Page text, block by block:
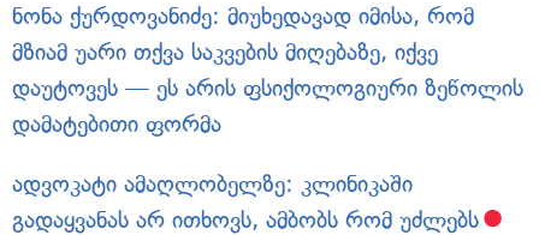
ნონა ქურდოვანიძე: მიუხედავად იმისა, რომ
მზიამ უარი თქვა საკვების მიღებაზე, იქვე
დაუტოვეს — ეს არის ფსიქოლოგიური ზეწოლის
დამატებითი ფორმა
ადვოკატი ამაღლობელზე: კლინიკაში
გადაყვანას არ ითხოვს, ამბობს რომ უძლებს